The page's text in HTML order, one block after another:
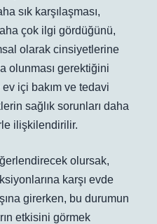
sık karşılaşması,
çok ilgi gördüğünü,
olarak cinsiyetlerine
olunması gerektiğini
içi bakım ve tedavi
sağlık sorunları daha
ilişkilendirilir.
olursak,
karşı evde
girerken, bu durumun
etkisini görmek